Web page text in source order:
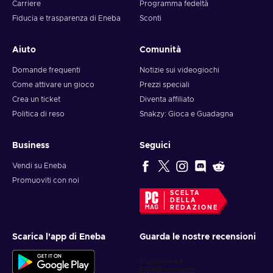
Carriere
Fiducia e trasparenza di Eneba
Programma fedeltà
Sconti
Aiuto
Domande frequenti
Come attivare un gioco
Crea un ticket
Politica di reso
Comunità
Notizie sui videogiochi
Prezzi speciali
Diventa affiliato
Snakzy: Gioca e Guadagna
Business
Vendi su Eneba
Promuoviti con noi
Seguici
SCELTA
DELLA
REDAZIONE
Scarica l'app di Eneba Guarda le nostre recensioni